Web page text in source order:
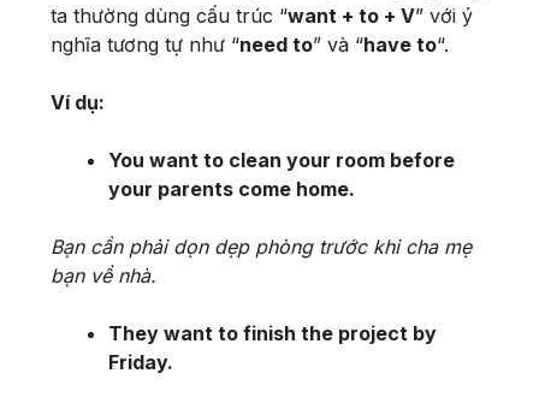
ta thường dùng cấu trúc “want + to + V” với ý
nghĩa tương tự như “need to” và “have to“.
Ví dụ:
You want to clean your room before
your parents come home.
Bạn cần phải dọn dẹp phòng trước khi cha mẹ
bạn về nhà.
They want to finish the project by
Friday.